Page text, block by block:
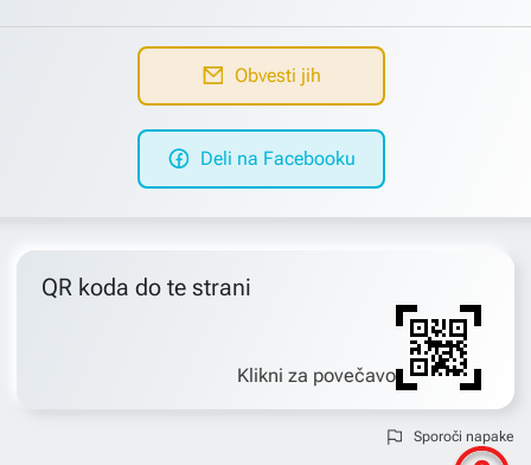
Obvesti jih
Deli na Facebooku
QR koda do te strani
Klikni za povečavo
Sporoči napake